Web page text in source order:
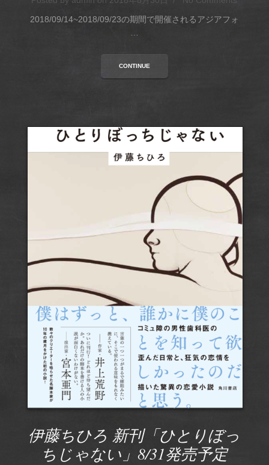
2018/09/14~2018/09/23の期間で開催されるアジアフォ
CONTINUE
伊藤ちひろ 新刊「ひとりぼっ
ちじゃない」8/31発売予定